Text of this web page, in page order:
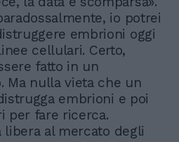
io potrei
embrioni oggi
cellulari. Certo,
fatto in un
Ma nulla vieta che un
embrioni e poi
per fare ricerca.
libera al mercato degli